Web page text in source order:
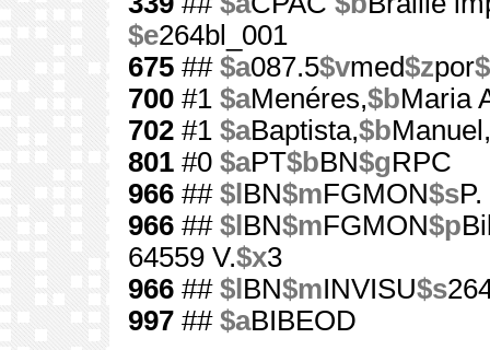
$e264bl_001
675 ## $a087.5$vmed$zpor
700 #1 $aMenéres,$bMaria
702 #1 $aBaptista,$bManuel,
801 #0 $aPT$bBN$gRPC
966 ## $l BN$mFGMON$s
966 ## $l BN$mFGMON$p
64559 V.$x3
966 ## $l BN$mINVISU$s
997 ## $aBIBEOD